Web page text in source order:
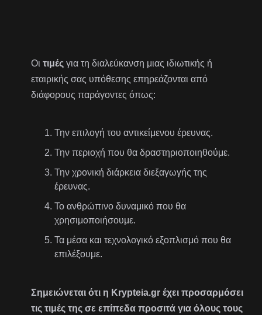
Οιτιμές για τη διαλεύκανση μιας ιδιωτικής ή
εταιρικής σας υπόθεσης επηρεάζονται από
διάφορους παράγοντες όπως:
Την επιλογή του αντικείμενου έρευνας.
Την περιοχή που θα δραστηριοποιηθούμε.
Την χρονική διάρκεια διεξαγωγής της
έρευνας.
Το ανθρώπινο δυναμικό που θα
χρησιμοποιήσουμε.
Τα μέσα και τεχνολογικό εξοπλισμό που θα
επιλέξουμε.
Σημειώνεται ότι η Krypteia.gr έχει προσαρμόσει
τις τιμές της σε επίπεδα προσιτά για όλους τους